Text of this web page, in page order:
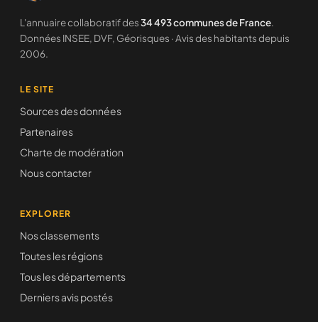
L'annuaire collaboratif des34 493 communes de France.
Données INSEE, DVF, Géorisques · Avis des habitants depuis
2006.
LE SITE
Sources des données
Partenaires
Charte de modération
Nous contacter
EXPLORER
Nos classements
Toutes les régions
Tous les départements
Derniers avis postés